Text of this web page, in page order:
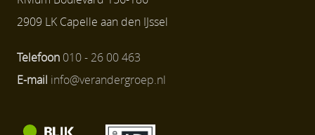
2909 LK Capelle aan den IJssel
Telefoon 010 - 26 00 463
E-mail info@verandergroep.nl